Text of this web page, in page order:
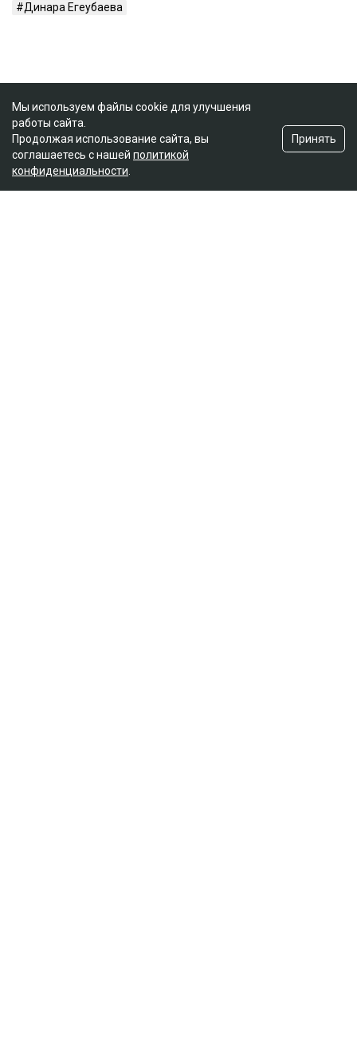
Динара Егеубаева
Мы используем файлы cookie для улучшения
работы сайта.
Продолжая использование сайта, вы
соглашаетесь с нашей политикой
конфиденциальности
Принять